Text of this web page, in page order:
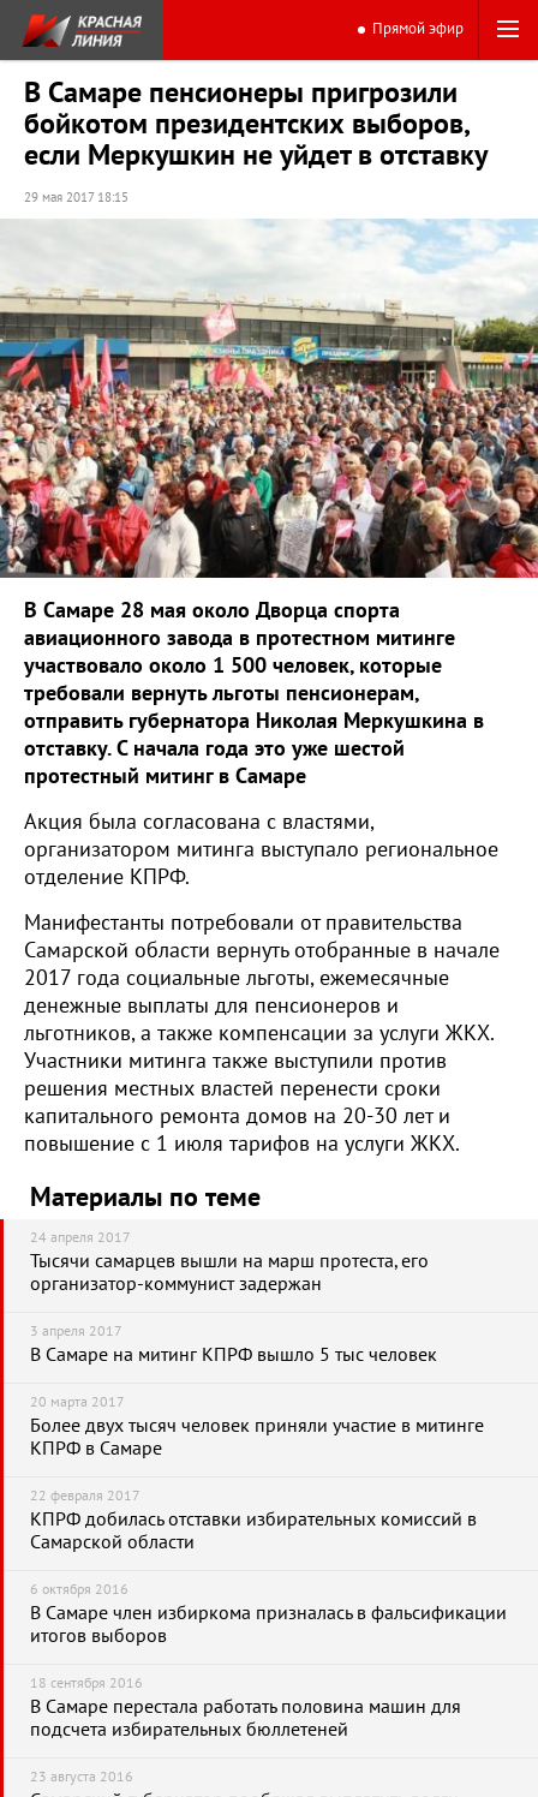
Прямой эфир
В Самаре пенсионеры пригрозили
бойкотом президентских выборов,
если Меркушкин не уйдет в отставку
29 мая 2017 18:15
В Самаре 28 мая около Дворца спорта
авиационного завода в протестном митинге
участвовало около 1 500 человек, которые
требовали вернуть льготы пенсионерам,
отправить губернатора Николая Меркушкина в
отставку. С начала года это уже шестой
протестный митинг в Самаре
Акция была согласована с властями,
организатором митинга выступало региональное
отделение КПРФ.
Манифестанты потребовали от правительства
Самарской области вернуть отобранные в начале
2017 года социальные льготы, ежемесячные
денежные выплаты для пенсионеров и
льготников, а также компенсации за услуги ЖКХ.
Участники митинга также выступили против
решения местных властей перенести сроки
капитального ремонта домов на 20-30 лет и
повышение с 1 июля тарифов на услуги ЖКХ.
Материалы по теме
24 апреля 2017
Тысячи самарцев вышли на марш протеста, его
организатор-коммунист задержан
3 апреля 2017
В Самаре на митинг КПРФ вышло 5 тыс человек
20 марта 2017
Более двух тысяч человек приняли участие в митинге
КПРФ в Самаре
22 февраля 2017
КПРФ добилась отставки избирательных комиссий в
Самарской области
6 октября 2016
В Самаре член избиркома призналась в фальсификации
итогов выборов
18 сентября 2016
В Самаре перестала работать половина машин для
подсчета избирательных бюллетеней
23 августа 2016